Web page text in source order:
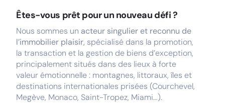
Êtes-vous prêt pour un nouveau défi ?
Nous sommes un acteur singulier et reconnu de
l’immobilier plaisir, spécialisé dans la promotion,
la transaction et la gestion de biens d’exception,
principalement situés dans des lieux à forte
valeur émotionnelle : montagnes, littoraux, îles et
destinations internationales prisées (Courchevel,
Megève, Monaco, Saint-Tropez, Miami…).